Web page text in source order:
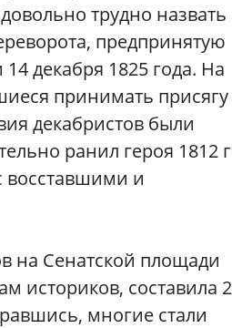
трудно назвать
предпринятую
декабря 1825 года. На
принимать присягу
декабристов были
ранил героя 1812
восставшими и
на Сенатской площади
историков, составила
многие стали